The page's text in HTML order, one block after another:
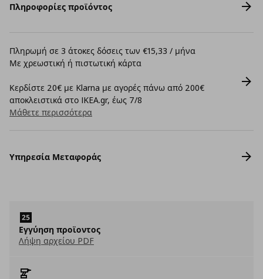
Πληροφορίες προϊόντος
Πληρωμή σε 3 άτοκες δόσεις των €15,33 / μήνα
Με χρεωστική ή πιστωτική κάρτα
Κερδίστε 20€ με Klarna με αγορές πάνω από 200€
αποκλειστικά στο IKEA.gr, έως 7/8
Μάθετε περισσότερα
Υπηρεσία Μεταφοράς
Εγγύηση προϊοντος
Λήψη αρχείου PDF